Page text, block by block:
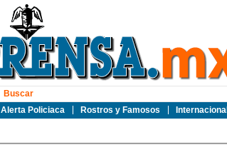
Alerta Policiaca Rostros y Famosos Internacional
Buscar